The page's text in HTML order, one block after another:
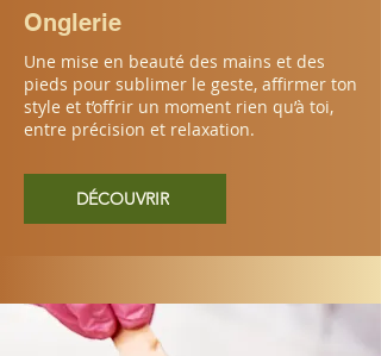
Onglerie
Une mise en beauté des mains et des
pieds pour sublimer le geste, affirmer ton
style et t’offrir un moment rien qu’à toi,
entre précision et relaxation.
DÉCOUVRIR